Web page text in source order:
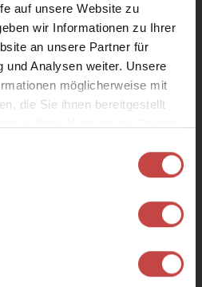
auf unsere Website zu
wir Informationen zu Ihrer
an unsere Partner für
und Analysen weiter. Unsere
möglicherweise mit
die Sie ihnen bereitgestellt
home from home.
like these rooms:
BACK!
the scent of meadows in the
then the difficult choice: bike
we look forward to seeing
Astrid – we can't wait!